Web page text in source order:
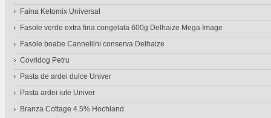
Faina Ketomix Universal
Fasole verde extra fina congelata 600g Delhaize Mega Image
Fasole boabe Cannellini conserva Delhaize
Covridog Petru
Pasta de ardei dulce Univer
Pasta ardei iute Univer
Branza Cottage 4.5% Hochland